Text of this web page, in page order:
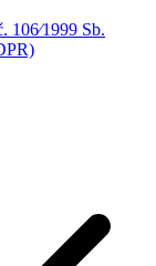
106⁄1999 Sb.